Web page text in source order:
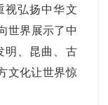
视弘扬中华文
世界展示了中
明、昆曲、古
文化让世界惊